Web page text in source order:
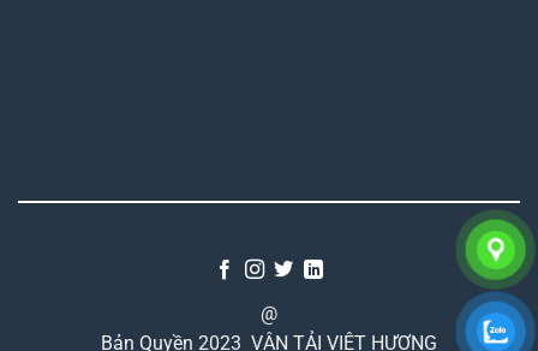
@
Bản Quyền 2023 VẬN TẢI VIỆT HƯƠNG